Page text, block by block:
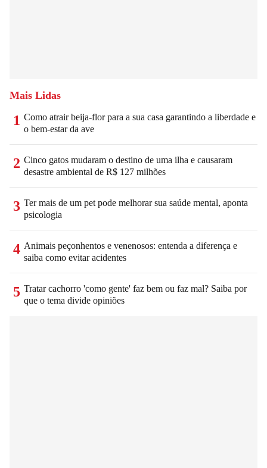
Mais Lidas
1 Como atrair beija-flor para a sua casa garantindo a liberdade e
o bem-estar da ave
2 Cinco gatos mudaram o destino de uma ilha e causaram
desastre ambiental de R$ 127 milhões
3 Ter mais de um pet pode melhorar sua saúde mental, aponta
psicologia
4 Animais peçonhentos e venenosos: entenda a diferença e
saiba como evitar acidentes
5 Tratar cachorro 'como gente' faz bem ou faz mal? Saiba por
que o tema divide opiniões